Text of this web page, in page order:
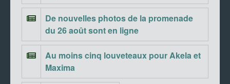
De nouvelles photos de la promenade
du 26 août sont en ligne
Au moins cinq louveteaux pour Akela et
Maxima